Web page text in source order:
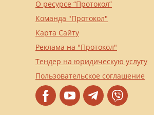
О ресурсе “Протокол”
Команда "Протокол"
Карта Сайту
Реклама на "Протокол"
Тендер на юридическую услугу
Пользовательское соглашение